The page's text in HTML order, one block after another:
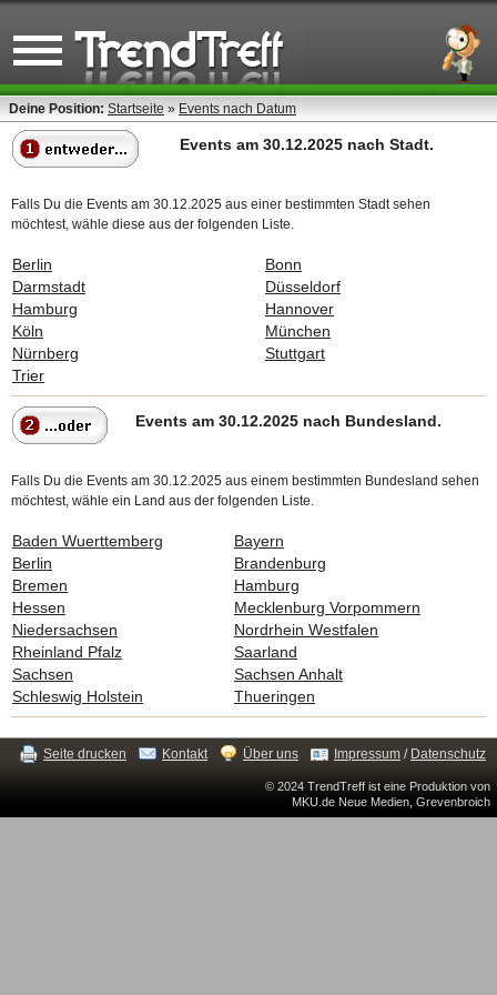
Deine Position: Startseite » Events nach Datum
Events am 30.12.2025 nach Stadt.
Falls Du die Events am 30.12.2025 aus einer bestimmten Stadt sehen
möchtest, wähle diese aus der folgenden Liste.
Berlin
Bonn
Darmstadt
Düsseldorf
Hamburg
Hannover
Köln
München
Nürnberg
Stuttgart
Trier
Events am 30.12.2025 nach Bundesland.
Falls Du die Events am 30.12.2025 aus einem bestimmten Bundesland sehen
möchtest, wähle ein Land aus der folgenden Liste.
Baden Wuerttemberg
Bayern
Berlin
Brandenburg
Bremen
Hamburg
Hessen
Mecklenburg Vorpommern
Niedersachsen
Nordrhein Westfalen
Rheinland Pfalz
Saarland
Sachsen
Sachsen Anhalt
Schleswig Holstein
Thueringen
Seite drucken Kontakt Über uns Impressum / Datenschutz
© 2024 TrendTreff ist eine Produktion von
MKU.de Neue Medien, Grevenbroich